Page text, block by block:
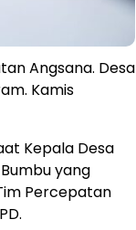
Angsana. Desa
Kamis
Kepala Desa
yang
Percepatan